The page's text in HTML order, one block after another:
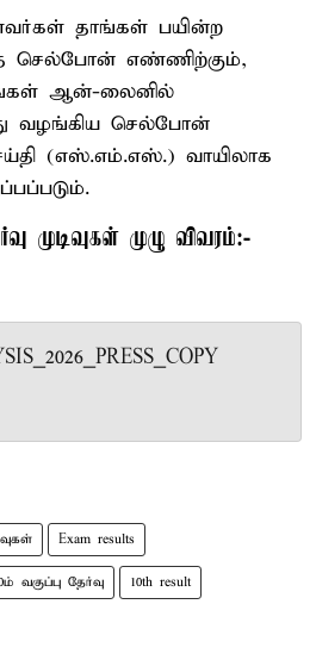
தாங்கள் பயின்ற
செல்போன் எண்ணிற்கும்,
ஆன்-லைனில்
வழங்கிய செல்போன்
(எஸ்.எம்.எஸ்.) வாயிலாக
முடிவுகள் முழு விவரம்:-
Exam results
வகுப்பு தேர்வு 10th result